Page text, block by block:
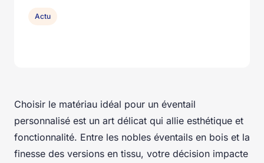
Choisir le matériau idéal pour un éventail
personnalisé est un art délicat qui allie esthétique et
fonctionnalité. Entre les nobles éventails en bois et la
finesse des versions en tissu, votre décision impacte
Actu